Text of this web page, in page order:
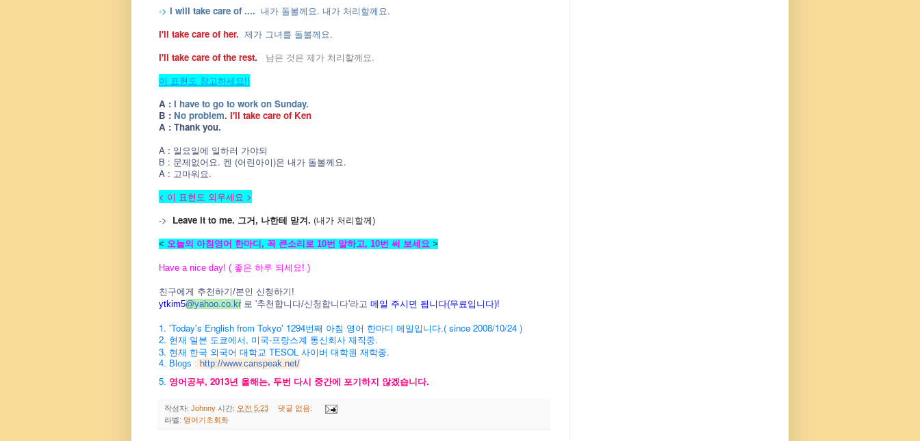
-> I will take care of .... 내가 돌볼께요. 내가 처리할께요.
I'll take care of her. 제가 그녀를 돌볼께요.
I'll take care of the rest. 남은 것은 제가 처리할께요.
이 표현도 참고하세요!!
A : I have to go to work on Sunday.
B : No problem. I'll take care of Ken
A : Thank you.
A : 일요일에 일하러 가야되
B : 문제없어요. 켄 (어린아이)은 내가 돌볼께요.
A : 고마워요.
< 이 표현도 외우세요 >
-> Leave it to me. 그거, 나한테 맏겨. (내가 처리할께)
< 오늘의 아침영어 한마디, 꼭 큰소리로 10번 말하고, 10번 써 보세요 >
Have a nice day! ( 좋은 하루 되세요! )
친구에게 추천하기/본인 신청하기!
ytkim5@yahoo.co.kr 로 '추천합니다/신청합니다'라고 메일 주시면 됩니다(무료입니다)!
1. 'Today's English from Tokyo' 1294번째 아침 영어 한마디 메일입니다.( since 2008/10/24 )
2. 현재 일본 도쿄에서, 미국-프랑스계 통신회사 재직중.
3. 현재 한국 외국어 대학교 TESOL 사이버 대학원 재학중.
4. Blogs : http://www.canspeak.net/
5. 영어공부, 2013년 올해는, 두번 다시 중간에 포기하지 않겠습니다.
작성자: Johnny 시간: 오전 5:23
댓글 없음:
라벨: 영어기초회화